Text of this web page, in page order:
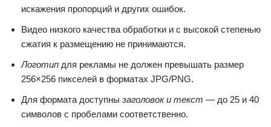
искажения пропорций и других ошибок.
Видео низкого качества обработки и с высокой степенью
сжатия к размещению не принимаются.
Логотип для рекламы не должен превышать размер
256×256 пикселей в форматах JPG/PNG.
Для формата доступны заголовок и текст — до 25 и 40
символов с пробелами соответственно.